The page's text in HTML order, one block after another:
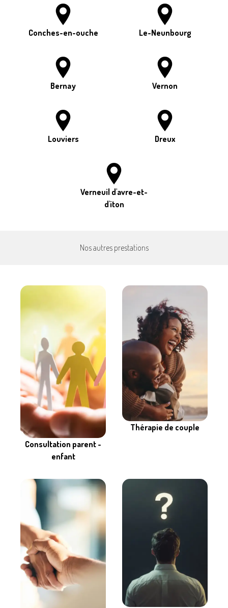
Conches-en-ouche Le-Neunbourg
Bernay Vernon
Louviers Dreux
Verneuil d'avre-et-
d'iton
Nos autres prestations
Consultation parent -
enfant
Thérapie de couple